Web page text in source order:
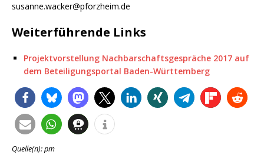
susanne.wacker@pforzheim.de
Weiterführende Links
Projektvorstellung Nachbarschaftsgespräche 2017 auf
dem Beteiligungsportal Baden-Württemberg
Quelle(n): pm